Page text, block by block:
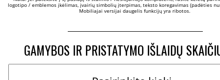
logotipo / emblemos įkėlimas, įvairių simbolių įterpimas, teksto koregavimas (padėties
Mobiliajai versijai daugelis funkcijų yra ribotos.
GAMYBOS IR PRISTATYMO IŠLAIDŲ